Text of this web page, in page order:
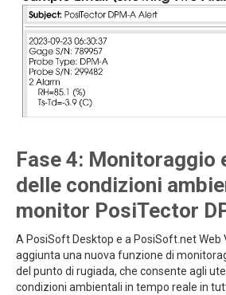
Fase 4: Monitoraggio
delle condizioni
monitor PosiTector
A PosiSoft Desktop e a PosiSoft.net Web
aggiunta una nuova funzione di
del punto di rugiada, che consente agli
condizioni ambientali in tempo reale in